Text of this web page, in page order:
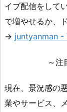
イブ配信をして
で増やせるか、
→ juntyanman -
～注
現在、景況感の
業やサービス、